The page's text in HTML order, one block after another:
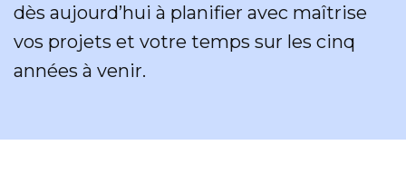
dès aujourd’hui à planifier avec maîtrise
vos projets et votre temps sur les cinq
années à venir.